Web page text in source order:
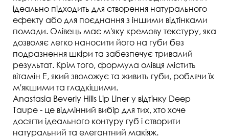
ідеально підходить для створення натурального
ефекту або для поєднання з іншими відтінками
помади. Олівець має м'яку кремову текстуру, яка
дозволяє легко наносити його на губи без
подразнення шкіри та забезпечує тривалий
результат. Крім того, формула олівця містить
вітамін Е, який зволожує та живить губи, роблячи їх
м'якшими та гладкішими.
Anastasia Beverly Hills Lip Liner у відтінку Deep
Taupe - це відмінний вибір для тих, хто хоче
досягти ідеального контуру губ і створити
натуральний та елегантний макіяж.